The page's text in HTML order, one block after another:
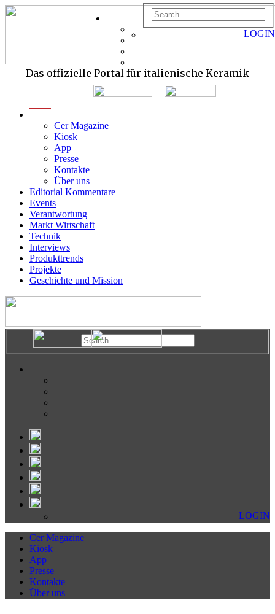
Das offizielle Portal für italienische Keramik
Cer Magazine
Kiosk
App
Presse
Kontakte
Über uns
Editorial Kommentare
Events
Verantwortung
Markt Wirtschaft
Technik
Interviews
Produkttrends
Projekte
Geschichte und Mission
LOGIN
LOGIN
Cer Magazine
Kiosk
App
Presse
Kontakte
Über uns